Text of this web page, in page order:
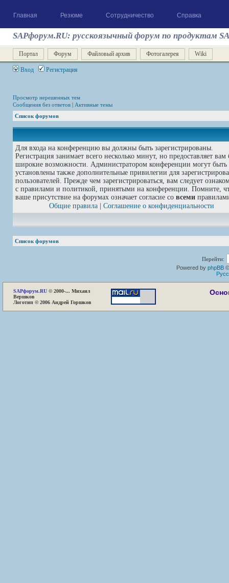
Главная Резюме Сотрудничество Справка
SAPфорум.RU: русскоязычный форум по продуктам
Портал Форум Файловый архив Фотогалерея Wiki
Вход Регистрация
Просмотр нерешенных тем
Сообщения без ответов | Активные темы
Список форумов
Для входа на конференцию вы должны быть зарегистрированы.
Регистрация занимает всего несколько минут, но предоставляет вам
широкие возможности. Администратором конференции могут быть
установлены также дополнительные привилегии для
пользователей. Прежде чем зарегистрироваться, вам следует
с правилами и политикой, принятыми на конференции. Помните,
ваше присутствие на форумах означает согласие со всеми
Общие правила
Соглашение о конфиденциальности
Список форумов
Перейти:
Powered by phpBB
SAPфорум.RU © 2000-... Михаил
Вершков
Логотип © 2006 Андрей Горшков